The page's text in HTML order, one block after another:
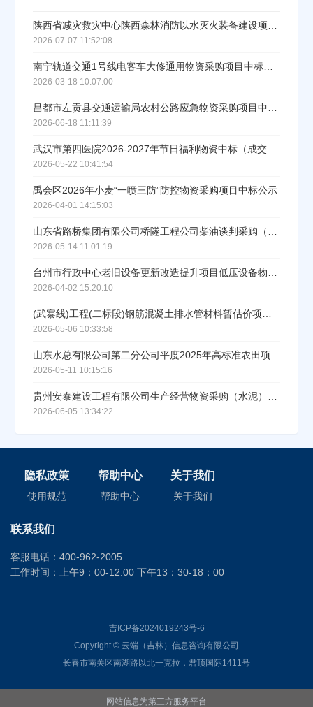
陕西省减灾救灾中心陕西森林消防以水灭火装备建设项目（第三批）物资采购中标（成交）结果公告
2026-07-07 11:52:08
南宁轨道交通1号线电客车大修通用物资采购项目中标公告（2025年—2027年）
2026-03-18 10:07:00
昌都市左贡县交通运输局农村公路应急物资采购项目中标（成交）结果公告
2026-06-18 11:11:39
武汉市第四医院2026-2027年节日福利物资中标（成交）结果公告
2026-05-22 10:41:54
禹会区2026年小麦“一喷三防”防控物资采购项目中标公示
2026-04-01 14:15:03
山东省路桥集团有限公司桥隧工程公司柴油谈判采购（标段/包1）成交结果公示
2026-05-14 11:01:19
台州市行政中心老旧设备更新改造提升项目低压设备物资采购中标公示
2026-04-02 15:20:10
(武寨线)工程(二标段)钢筋混凝土排水管材料暂估价项目中标结果公示
2026-05-06 10:33:58
山东水总有限公司第二分公司平度2025年高标准农田项目1标安全文明物资谈判采购（标段/包1）中标公示
2026-05-11 10:15:16
贵州安泰建设工程有限公司生产经营物资采购（水泥）中标（成交）结果公告
2026-06-05 13:34:22
隐私政策
使用规范
帮助中心
帮助中心
关于我们
关于我们
联系我们
客服电话：400-962-2005
工作时间：上午9：00-12:00 下午13：30-18：00
吉ICP备2024019243号-6
Copyright © 云端（吉林）信息咨询有限公司
长春市南关区南湖路以北一克拉，君顶国际1411号
网站信息为第三方服务平台